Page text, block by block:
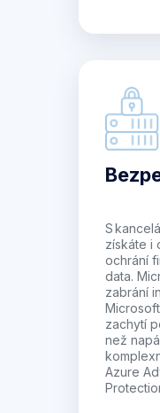
S
získáte i
ochrání
data.
zabrání
zachytí
než
Azure